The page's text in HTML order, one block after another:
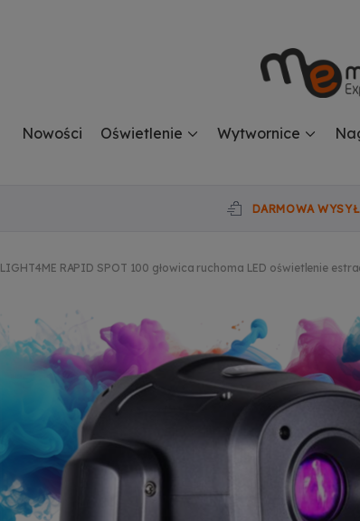
Nowości Oświetlenie Wytwornice
DARMOWA
LIGHT4ME RAPID SPOT 100 głowica ruchoma LED oświetlenie